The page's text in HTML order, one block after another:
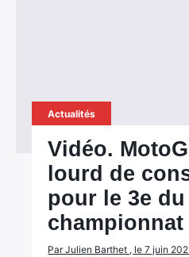
Actualités
Vidéo.
lourd de
pour le 3e du
championnat
Par Julien Barthet , le 7 juin